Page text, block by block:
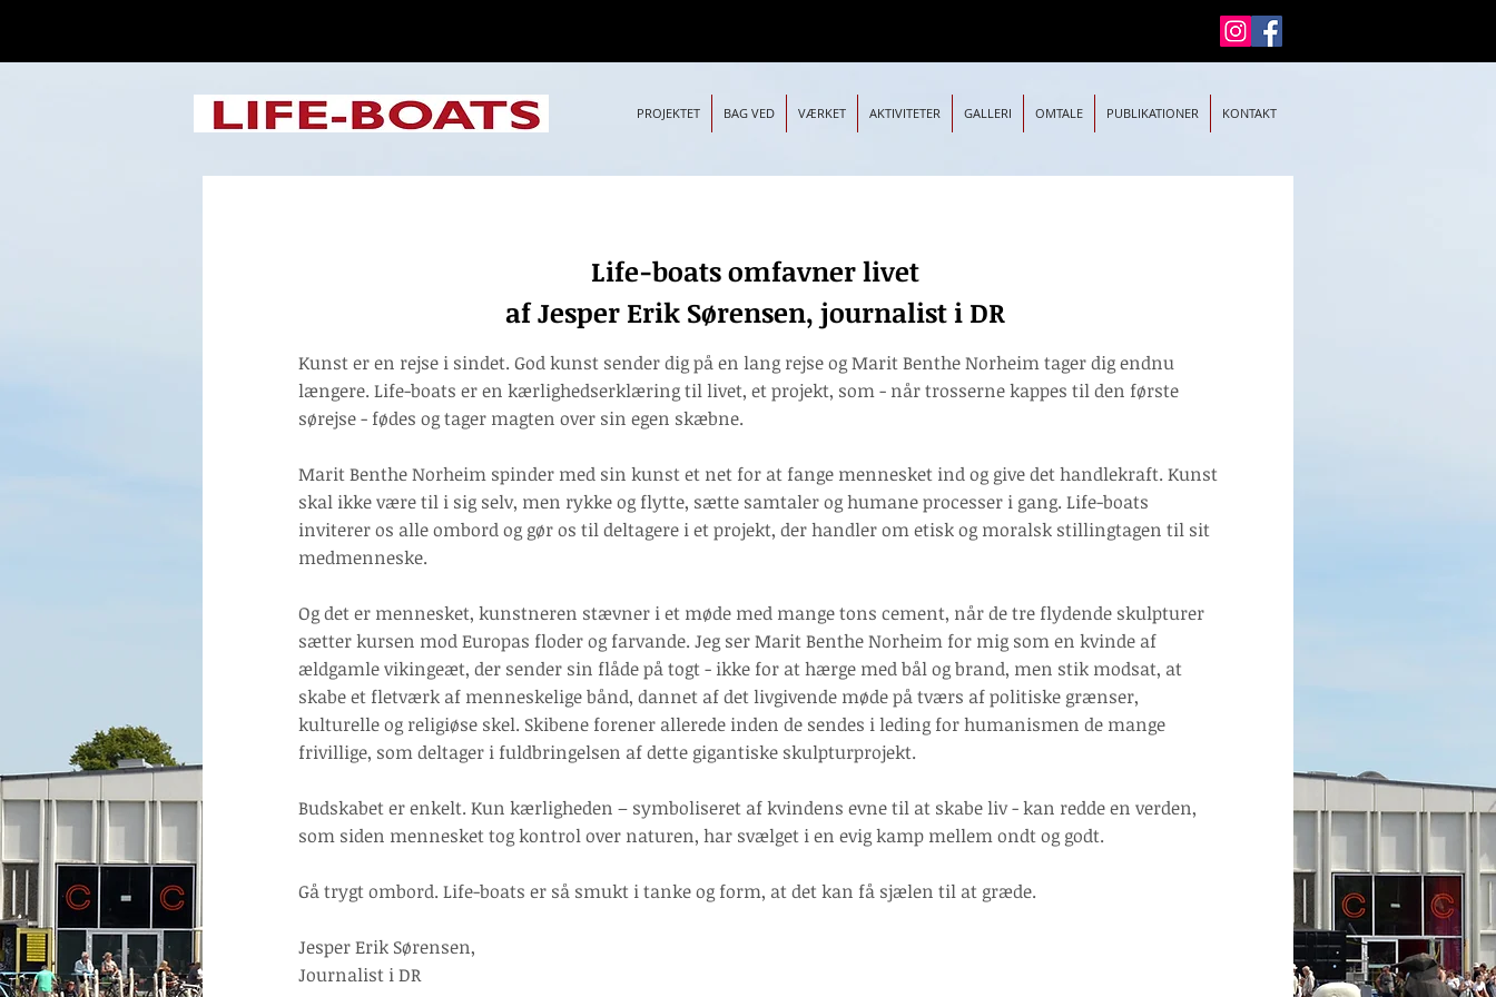
PROJEKTET BAG VED VÆRKET AKTIVITETER GALLERI OMTALE PUBLIKATIONER KONTAKT
af Jesper Erik Sørensen, journalist i DRLife-boats omfavner livet
af Jesper Erik Sørensen, journalist i DR
Kunst er en rejse i sindet. God kunst sender dig på en lang rejse og Marit Benthe Norheim tager dig endnu
længere. Life-boats er en kærlighedserklæring til livet, et projekt, som - når trosserne kappes til den første
sørejse - fødes og tager magten over sin egen skæbne.
Marit Benthe Norheim spinder med sin kunst et net for at fange mennesket ind og give det handlekraft. Kunst
skal ikke være til i sig selv, men rykke og flytte, sætte samtaler og humane processer i gang. Life-boats
inviterer os alle ombord og gør os til deltagere i et projekt, der handler om etisk og moralsk stillingtagen til sit
medmenneske.
Og det er mennesket, kunstneren stævner i et møde med mange tons cement, når de tre flydende skulpturer
sætter kursen mod Europas floder og farvande. Jeg ser Marit Benthe Norheim for mig som en kvinde af
ældgamle vikingeæt, der sender sin flåde på togt - ikke for at hærge med bål og brand, men stik modsat, at
skabe et fletværk af menneskelige bånd, dannet af det livgivende møde på tværs af politiske grænser,
kulturelle og religiøse skel. Skibene forener allerede inden de sendes i leding for humanismen de mange
frivillige, som deltager i fuldbringelsen af dette gigantiske skulpturprojekt.
Budskabet er enkelt. Kun kærligheden – symboliseret af kvindens evne til at skabe liv - kan redde en verden,
som siden mennesket tog kontrol over naturen, har svælget i en evig kamp mellem ondt og godt.
Gå trygt ombord. Life-boats er så smukt i tanke og form, at det kan få sjælen til at græde.
Jesper Erik Sørensen,
Journalist i DR